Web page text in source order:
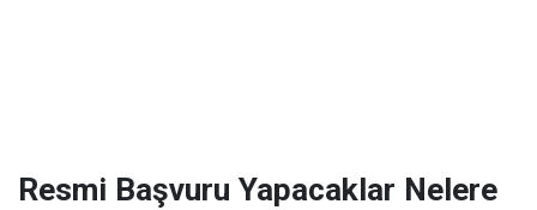
Resmi Başvuru Yapacaklar Nelere